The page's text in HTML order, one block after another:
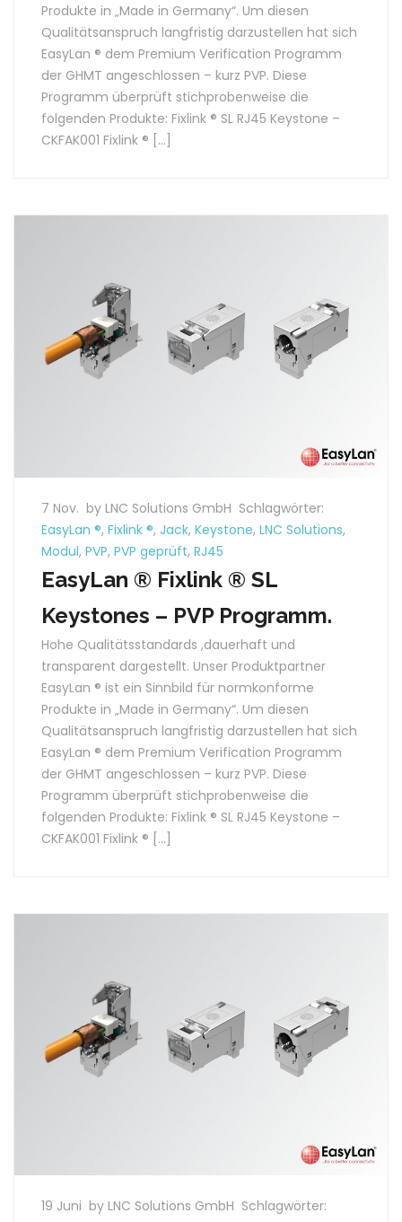
Produkte in „Made in Germany“. Um diesen
Qualitätsanspruch langfristig darzustellen hat sich
EasyLan ® dem Premium Verification Programm
der GHMT angeschlossen – kurz PVP. Diese
Programm überprüft stichprobenweise die
folgenden Produkte: Fixlink ® SL RJ45 Keystone –
CKFAK001 Fixlink ® […]
7 Nov. by LNC Solutions GmbH Schlagwörter:
EasyLan ®, Fixlink ®, Jack, Keystone, LNC Solutions,
Modul, PVP, PVP geprüft, RJ45
EasyLan ® Fixlink ® SL
Keystones – PVP Programm.
Hohe Qualitätsstandards ,dauerhaft und
transparent dargestellt. Unser Produktpartner
EasyLan ® ist ein Sinnbild für normkonforme
Produkte in „Made in Germany“. Um diesen
Qualitätsanspruch langfristig darzustellen hat sich
EasyLan ® dem Premium Verification Programm
der GHMT angeschlossen – kurz PVP. Diese
Programm überprüft stichprobenweise die
folgenden Produkte: Fixlink ® SL RJ45 Keystone –
CKFAK001 Fixlink ® […]
19 Juni by LNC Solutions GmbH Schlagwörter: